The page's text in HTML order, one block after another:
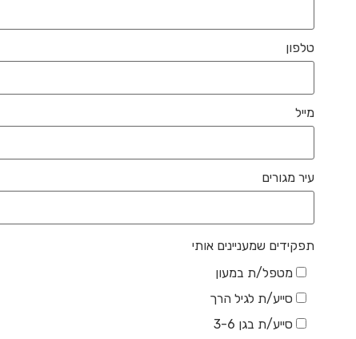
טלפון
מייל
עיר מגורים
תפקידים שמעניינים אותי
מטפל/ת במעון
סייע/ת לגיל הרך
סייע/ת בגן 3-6